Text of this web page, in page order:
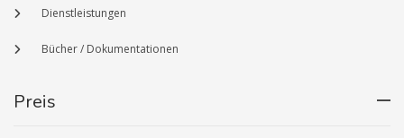
Dienstleistungen
Bücher / Dokumentationen
Preis